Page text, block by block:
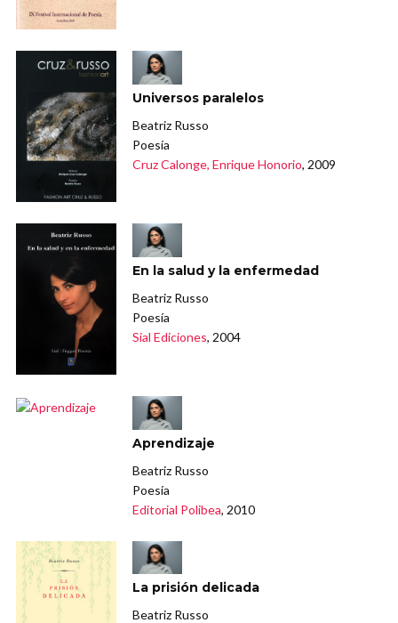
Universos paralelos
Beatriz Russo
Poesía
Cruz Calonge, Enrique Honorio, 2009
En la salud y la enfermedad
Beatriz Russo
Poesía
Sial Ediciones, 2004
Aprendizaje
Beatriz Russo
Poesía
Editorial Polibea, 2010
La prisión delicada
Beatriz Russo